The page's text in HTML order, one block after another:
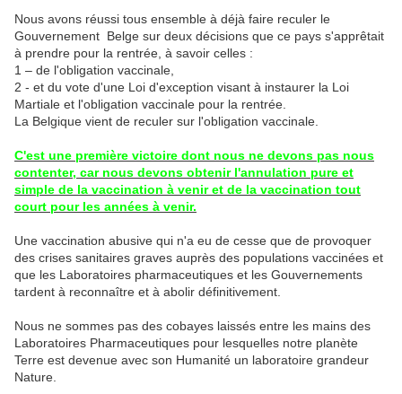
Nous avons réussi tous ensemble à déjà faire reculer le
Gouvernement Belge sur deux décisions que ce pays s'apprêtait
à prendre pour la rentrée, à savoir celles :
1 – de l'obligation vaccinale,
2 - et du vote d'une Loi d'exception visant à instaurer la Loi
Martiale et l'obligation vaccinale pour la rentrée.
La Belgique vient de reculer sur l'obligation vaccinale.
C'est une première victoire dont nous ne devons pas nous
contenter, car nous devons obtenir l'annulation pure et
simple de la vaccination à venir et de la vaccination tout
court pour les années à venir.
Une vaccination abusive qui n'a eu de cesse que de provoquer
des crises sanitaires graves auprès des populations vaccinées et
que les Laboratoires pharmaceutiques et les Gouvernements
tardent à reconnaître et à abolir définitivement.
Nous ne sommes pas des cobayes laissés entre les mains des
Laboratoires Pharmaceutiques pour lesquelles notre planète
Terre est devenue avec son Humanité un laboratoire grandeur
Nature.